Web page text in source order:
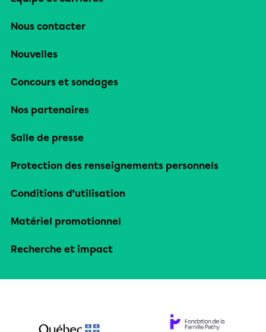
Nous contacter
Nouvelles
Concours et sondages
Nos partenaires
Salle de presse
Protection des renseignements personnels
Conditions d’utilisation
Matériel promotionnel
Recherche et impact